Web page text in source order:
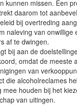
kunnen missen. Een
daarom tot
bij overtreding
naleving van onwillige
af te dwingen.
bij aan de
omdat de meeste
van
die alcoholreclames
mee houden bij het
van uitingen.